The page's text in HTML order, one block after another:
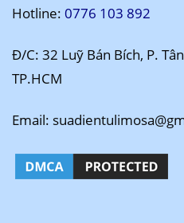
Hotline: 0776 103 892
Đ/C: 32 Luỹ Bán Bích, P.
TP.HCM
Email: